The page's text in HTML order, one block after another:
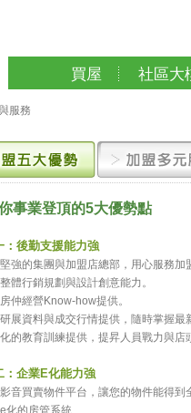
買屋 社區大
服務
事業登頂的5大優勢點
：後勤支援能力強
強的集團與加盟店總部，用心服務加
體行銷規劃與設計創意能力。
仲經營Know-how提供。
展資料與成交行情提供，隨時掌握最
的教育訓練提供，提昇人員戰力與店
：企業E化能力強
音買賣物件平台，讓您的物件能得到
化的房管系統